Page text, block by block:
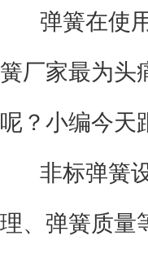
弹簧在使用
簧厂家最为头
呢？小编今天
非标弹簧设
理、弹簧质量